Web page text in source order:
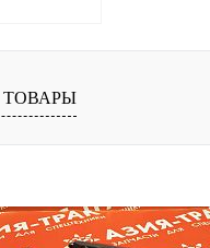
корзину
Сравнение
В наличии